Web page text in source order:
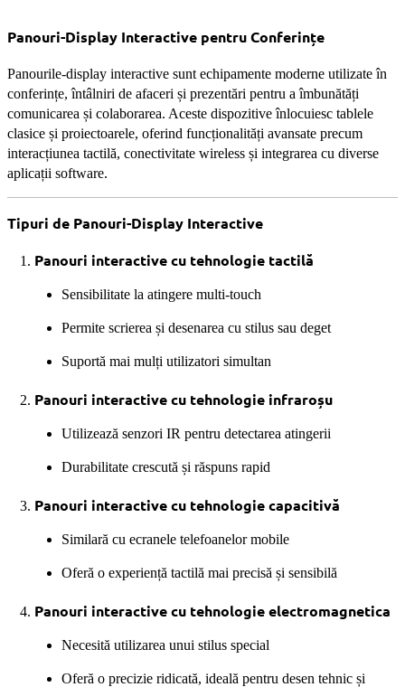
Panouri-Display Interactive pentru Conferințe
Panourile-display interactive sunt echipamente moderne utilizate în
conferințe, întâlniri de afaceri și prezentări pentru a îmbunătăți
comunicarea și colaborarea. Aceste dispozitive înlocuiesc tablele
clasice și proiectoarele, oferind funcționalități avansate precum
interacțiunea tactilă, conectivitate wireless și integrarea cu diverse
aplicații software.
Tipuri de Panouri-Display Interactive
Panouri interactive cu tehnologie tactilă
Sensibilitate la atingere multi-touch
Permite scrierea și desenarea cu stilus sau deget
Suportă mai mulți utilizatori simultan
Panouri interactive cu tehnologie infraroșu
Utilizează senzori IR pentru detectarea atingerii
Durabilitate crescută și răspuns rapid
Panouri interactive cu tehnologie capacitivă
Similară cu ecranele telefoanelor mobile
Oferă o experiență tactilă mai precisă și sensibilă
Panouri interactive cu tehnologie electromagnetica
Necesită utilizarea unui stilus special
Oferă o precizie ridicată, ideală pentru desen tehnic și